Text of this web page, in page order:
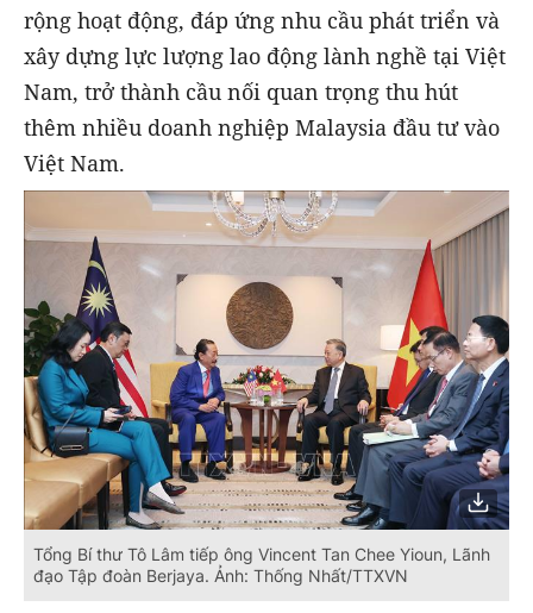
rộng hoạt động, đáp ứng nhu cầu phát triển và
xây dựng lực lượng lao động lành nghề tại Việt
Nam, trở thành cầu nối quan trọng thu hút
thêm nhiều doanh nghiệp Malaysia đầu tư vào
Việt Nam.
Tổng Bí thư Tô Lâm tiếp ông Vincent Tan Chee Yioun, Lãnh
đạo Tập đoàn Berjaya. Ảnh: Thống Nhất/TTXVN